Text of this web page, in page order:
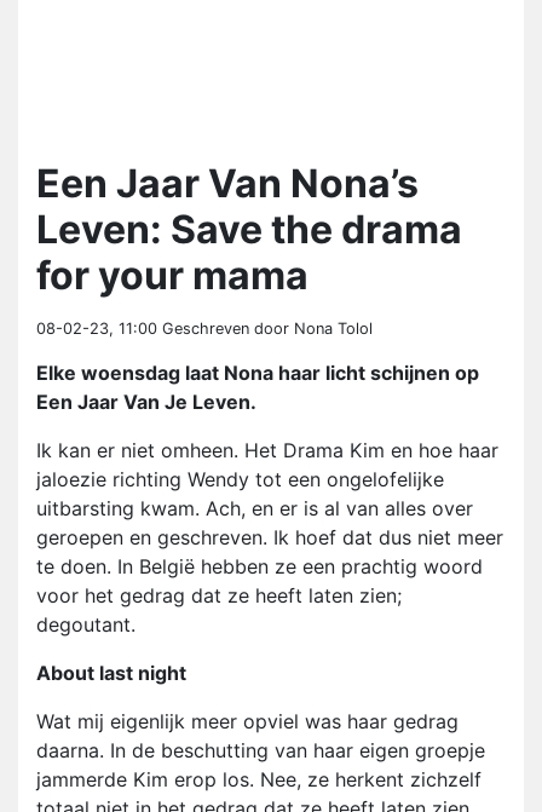
Een Jaar Van Nona’s
Leven: Save the drama
for your mama
08-02-23, 11:00 Geschreven door Nona Tolol
Elke woensdag laat Nona haar licht schijnen op
Een Jaar Van Je Leven.
Ik kan er niet omheen. Het Drama Kim en hoe haar
jaloezie richting Wendy tot een ongelofelijke
uitbarsting kwam. Ach, en er is al van alles over
geroepen en geschreven. Ik hoef dat dus niet meer
te doen. In België hebben ze een prachtig woord
voor het gedrag dat ze heeft laten zien;
degoutant.
About last night
Wat mij eigenlijk meer opviel was haar gedrag
daarna. In de beschutting van haar eigen groepje
jammerde Kim erop los. Nee, ze herkent zichzelf